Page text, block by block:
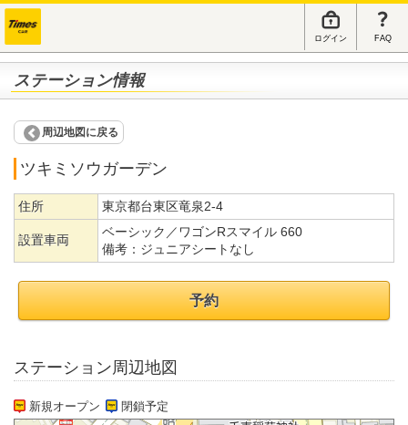
ログイン FAQ
ステーション情報
周辺地図に戻る
ツキミソウガーデン
住所 東京都台東区竜泉2-4
設置車両
ベーシック／ワゴンRスマイル 660
備考： ジュニアシートなし
予約
ステーション周辺地図
新規オープン 閉鎖予定